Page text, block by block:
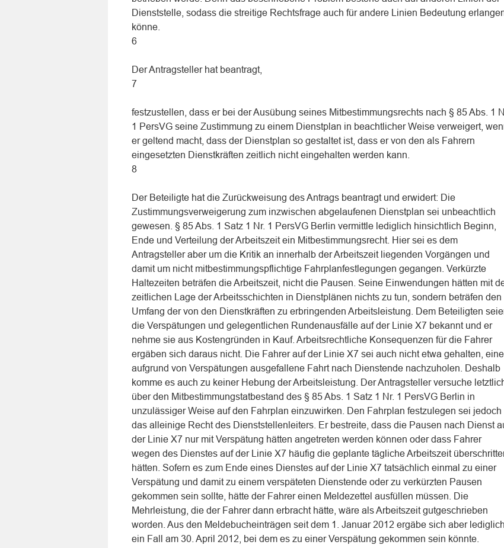
Dienststelle, sodass die streitige Rechtsfrage auch für andere Linien Bedeutung
könne.
6
Der Antragsteller hat beantragt,
7
festzustellen, dass er bei der Ausübung seines Mitbestimmungsrechts nach § 85 Abs. 1
1 PersVG seine Zustimmung zu einem Dienstplan in beachtlicher Weise verweigert,
er geltend macht, dass der Dienstplan so gestaltet ist, dass er von den als Fahrern
eingesetzten Dienstkräften zeitlich nicht eingehalten werden kann.
8
Der Beteiligte hat die Zurückweisung des Antrags beantragt und erwidert: Die
Zustimmungsverweigerung zum inzwischen abgelaufenen Dienstplan sei unbeachtlich
gewesen. § 85 Abs. 1 Satz 1 Nr. 1 PersVG Berlin vermittle lediglich hinsichtlich Beginn,
Ende und Verteilung der Arbeitszeit ein Mitbestimmungsrecht. Hier sei es dem
Antragsteller aber um die Kritik an innerhalb der Arbeitszeit liegenden Vorgängen und
damit um nicht mitbestimmungspflichtige Fahrplanfestlegungen gegangen. Verkürzte
Haltezeiten beträfen die Arbeitszeit, nicht die Pausen. Seine Einwendungen hätten mit
zeitlichen Lage der Arbeitsschichten in Dienstplänen nichts zu tun, sondern beträfen den
Umfang der von den Dienstkräften zu erbringenden Arbeitsleistung. Dem Beteiligten
die Verspätungen und gelegentlichen Rundenausfälle auf der Linie X7 bekannt und er
nehme sie aus Kostengründen in Kauf. Arbeitsrechtliche Konsequenzen für die Fahrer
ergäben sich daraus nicht. Die Fahrer auf der Linie X7 sei auch nicht etwa gehalten, eine
aufgrund von Verspätungen ausgefallene Fahrt nach Dienstende nachzuholen. Deshalb
komme es auch zu keiner Hebung der Arbeitsleistung. Der Antragsteller versuche
über den Mitbestimmungstatbestand des § 85 Abs. 1 Satz 1 Nr. 1 PersVG Berlin in
unzulässiger Weise auf den Fahrplan einzuwirken. Den Fahrplan festzulegen sei jedoch
das alleinige Recht des Dienststellenleiters. Er bestreite, dass die Pausen nach Dienst
der Linie X7 nur mit Verspätung hätten angetreten werden können oder dass Fahrer
wegen des Dienstes auf der Linie X7 häufig die geplante tägliche Arbeitszeit
hätten. Sofern es zum Ende eines Dienstes auf der Linie X7 tatsächlich einmal zu einer
Verspätung und damit zu einem verspäteten Dienstende oder zu verkürzten Pausen
gekommen sein sollte, hätte der Fahrer einen Meldezettel ausfüllen müssen. Die
Mehrleistung, die der Fahrer dann erbracht hätte, wäre als Arbeitszeit gutgeschrieben
worden. Aus den Meldebucheinträgen seit dem 1. Januar 2012 ergäbe sich aber lediglich
ein Fall am 30. April 2012, bei dem es zu einer Verspätung gekommen sein könnte.